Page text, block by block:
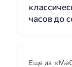
часов до
Еще из